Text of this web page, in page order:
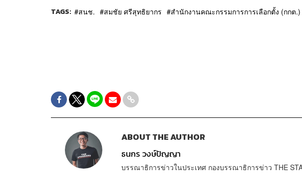
TAGS: สนช. สมชัย ศรีสุทธิยากร สำนักงานคณะกรรมการการเลือกตั้ง (กกต.)
ABOUT THE AUTHOR
ธนกร วงษ์ปัญญา
บรรณาธิการข่าวในประเทศ กองบรรณาธิการข่าว THE